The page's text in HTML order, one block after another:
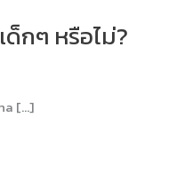
กๆ หรือไม่?
[…]